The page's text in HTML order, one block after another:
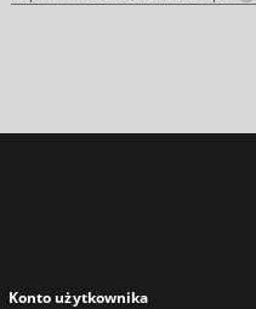
Konto użytkownika